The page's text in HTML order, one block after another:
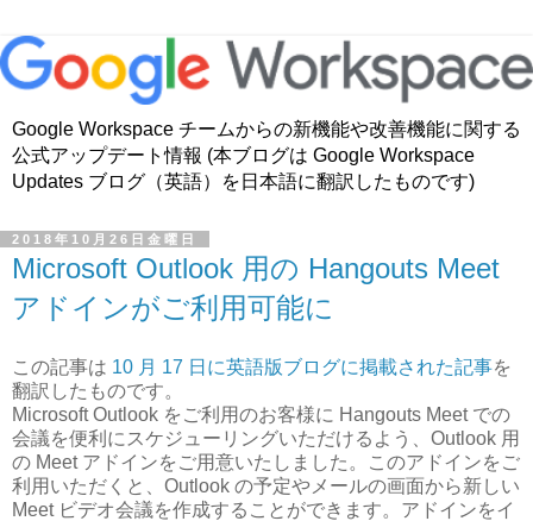
Google Workspace チームからの新機能や改善機能に関する
公式アップデート情報 (本ブログは Google Workspace
Updates ブログ（英語）を日本語に翻訳したものです)
2018年10月26日金曜日
Microsoft Outlook 用の Hangouts Meet
アドインがご利用可能に
この記事は 10 月 17 日に英語版ブログに掲載された記事を
翻訳したものです。
Microsoft Outlook をご利用のお客様に Hangouts Meet での
会議を便利にスケジューリングいただけるよう、Outlook 用
の Meet アドインをご用意いたしました。このアドインをご
利用いただくと、Outlook の予定やメールの画面から新しい
Meet ビデオ会議を作成することができます。アドインをイ